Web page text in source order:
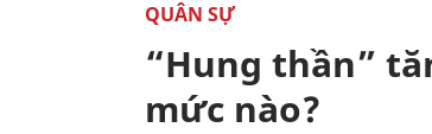
QUÂN SỰ
“Hung thần”
mức nào?